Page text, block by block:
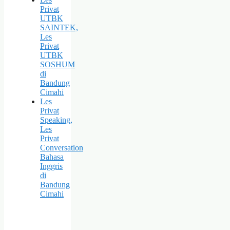
Privat
UTBK
SAINTEK,
Les
Privat
UTBK
SOSHUM
di
Bandung
Cimahi
Les
Privat
Speaking,
Les
Privat
Conversation
Bahasa
Inggris
di
Bandung
Cimahi